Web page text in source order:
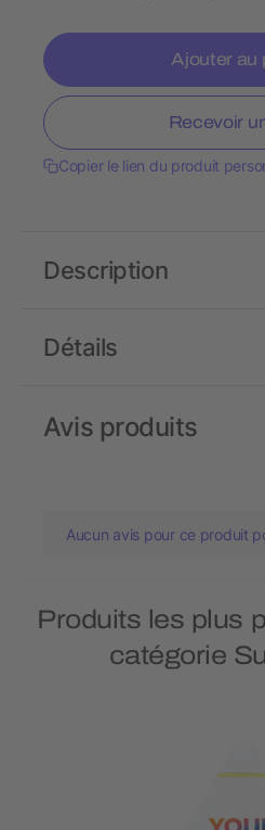
Ajouter au
Recevoir
Copier le lien du produit
Détails
Description
Avis produits
Aucun avis pour ce produit
Produits les plus
catégorie